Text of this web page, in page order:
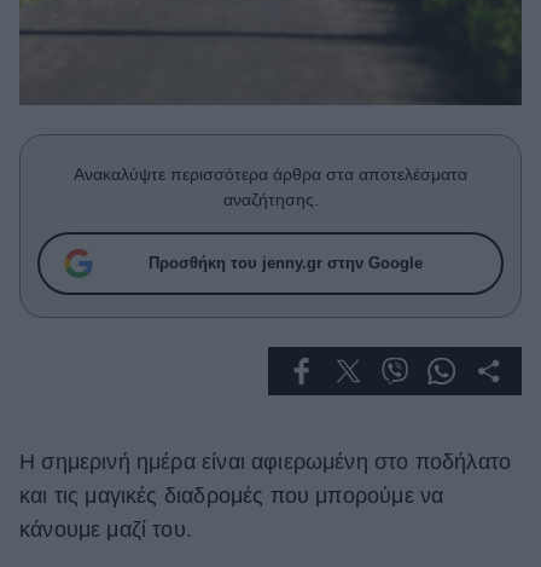
Πρόσωπα
Celebrities
True Stories
Ask the Guru
Success Stories
Living
Deco
Ανακαλύψτε περισσότερα άρθρα στα αποτελέσματα
αναζήτησης.
Προσθήκη του jenny.gr στην Google
Η σημερινή ημέρα είναι αφιερωμένη στο ποδήλατο
και τις μαγικές διαδρομές που μπορούμε να
κάνουμε μαζί του.